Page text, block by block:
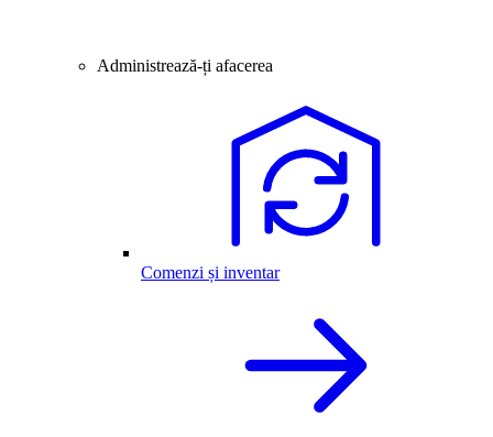
Administrează-ți afacerea
Comenzi și inventar